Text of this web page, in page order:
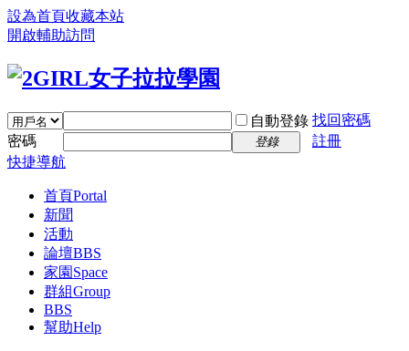
設為首頁收藏本站
開啟輔助訪問
自動登錄 找回密碼
密碼
登錄
註冊
快捷導航
首頁Portal
新聞
活動
論壇BBS
家園 Space
群組Group
BBS
幫助Help